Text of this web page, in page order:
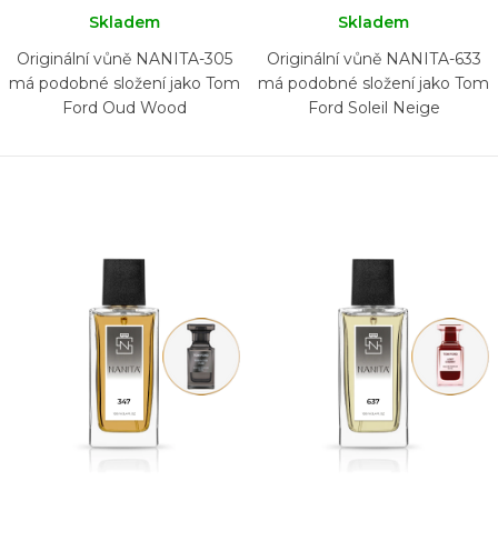
Skladem
Originální vůně NANITA-305
má podobné složení jako Tom
Ford Oud Wood
Skladem
Originální vůně NANITA-633
má podobné složení jako Tom
Ford Soleil Neige